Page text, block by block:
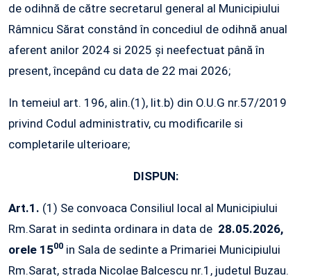
de odihnă de către secretarul general al Municipiului
Râmnicu Sărat constând în concediul de odihnă anual
aferent anilor 2024 si 2025 și neefectuat până în
present, începând cu data de 22 mai 2026;
In temeiul art. 196, alin.(1), lit.b) din O.U.G nr.57/2019
privind Codul administrativ, cu modificarile si
completarile ulterioare;
DISPUN:
Art.1. (1) Se convoaca Consiliul local al Municipiului
Rm.Sarat in sedinta ordinara in data de 28.05.2026,
orele 1500 in Sala de sedinte a Primariei Municipiului
Rm.Sarat, strada Nicolae Balcescu nr.1, judetul Buzau.